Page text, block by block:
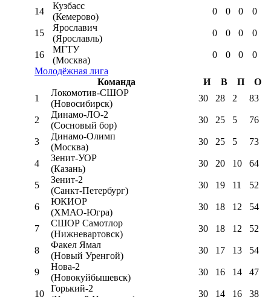
14
Кузбасс
(Кемерово)
0 0 0 0
15
Ярославич
(Ярославль)
0 0 0 0
16
МГТУ
(Москва)
0 0 0
0
Молодёжная лига
Команда
И В П
О
1
Локомотив-CШОР
(Новосибирск)
30 28 2 83
2
Динамо-ЛО-2
(Сосновый бор)
30 25 5 76
3
Динамо-Олимп
(Москва)
30 25 5 73
4
Зенит-УОР
(Казань)
30 20 10 64
5
Зенит-2
(Санкт-Петербург)
30 19 11 52
6
ЮКИОР
(ХМАО-Югра)
30 18 12 54
7
СШОР Самотлор
(Нижневартовск)
30 18 12 52
8
Факел Ямал
(Новый Уренгой)
30 17 13 54
9
Нова-2
(Новокуйбышевск)
30 16 14 47
10
Горький-2
30 14 16 38